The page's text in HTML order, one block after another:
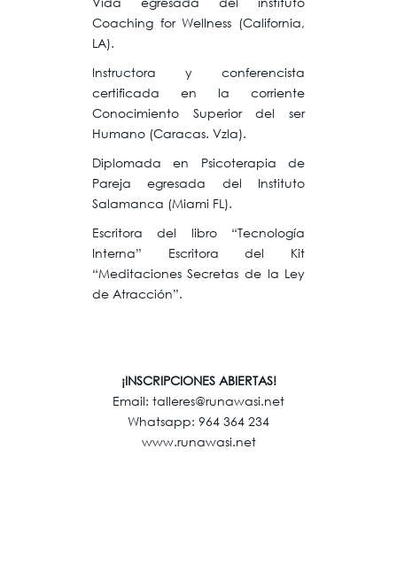
Coaching for Wellness (California,
LA).
Instructora y conferencista
certificada en la corriente
Conocimiento Superior del ser
Humano (Caracas. Vzla).
Diplomada en Psicoterapia de
Pareja egresada del Instituto
Salamanca (Miami FL).
Escritora del libro “Tecnología
Interna” Escritora del Kit
“Meditaciones Secretas de la Ley
de Atracción”.
¡INSCRIPCIONES ABIERTAS!
Email: talleres@runawasi.net
Whatsapp: 964 364 234
www.runawasi.net